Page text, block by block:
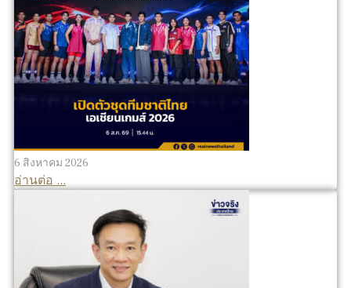
6 สิงหาคม 2026
อ่านต่อ ...